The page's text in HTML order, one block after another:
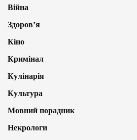
Війна
Здоров’я
Кіно
Кримінал
Кулінарія
Культура
Мовний порадник
Некрологи